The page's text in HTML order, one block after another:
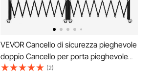
VEVOR Cancello di sicurezza pieghevole
doppio Cancello per porta pieghevole
198x366 cm Cancello a forbice
(2)